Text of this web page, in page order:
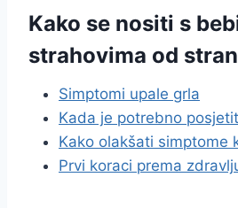
Kako se nositi s
strahovima od
Simptomi upale grla
Kada je potrebno
Kako olakšati simptome
Prvi koraci prema